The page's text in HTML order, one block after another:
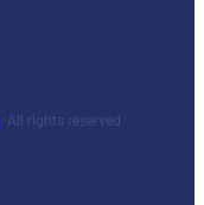
· All rights reserved